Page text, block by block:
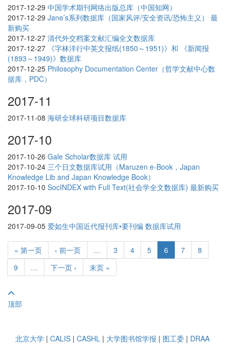
2017-12-29 中国学术期刊网络出版总库（中国知网）
2017-12-29 Jane’s系列数据库（国家风评/安全资讯/恐怖主义） 最
新购买
2017-12-27 清代外交档案文献汇编全文数据库
2017-12-27 《字林洋行中英文报纸(1850～1951)》和 《新闻报
(1893～1949)》数据库
2017-12-25 Philosophy Documentation Center（哲学文献中心数
据库，PDC）
2017-11
2017-11-08 海研全球科研项目数据库
2017-10
2017-10-26 Gale Scholar数据库 试用
2017-10-24 三个日文数据库试用（Maruzen e-Book，Japan
Knowledge Lib and Japan Knowledge Book）
2017-10-10 SocINDEX with Full Text(社会学全文数据库) 最新购买
2017-09
2017-09-05 爱如生中国近代报刊库•要刊编 数据库试用
« 第一页 ‹ 前一页 … 3 4 5 6 7
8
9
… 下一页 › 末页 »
顶部
北京大学 | CALIS | CASHL | 大学图书馆学报 | 图工委 | DRAA